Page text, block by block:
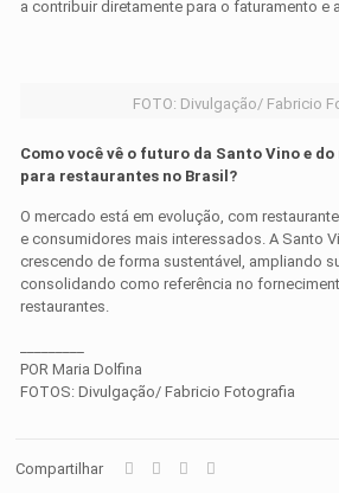
a contribuir diretamente para o faturamento e
FOTO: Divulgação/ Fabricio
Como você vê o futuro da Santo Vino e
para restaurantes no Brasil?
O mercado está em evolução, com
e consumidores mais interessados. A Santo
crescendo de forma sustentável, ampliando
consolidando como referência no
restaurantes.
POR Maria Dolfina
FOTOS: Divulgação/ Fabricio Fotografia
Compartilhar